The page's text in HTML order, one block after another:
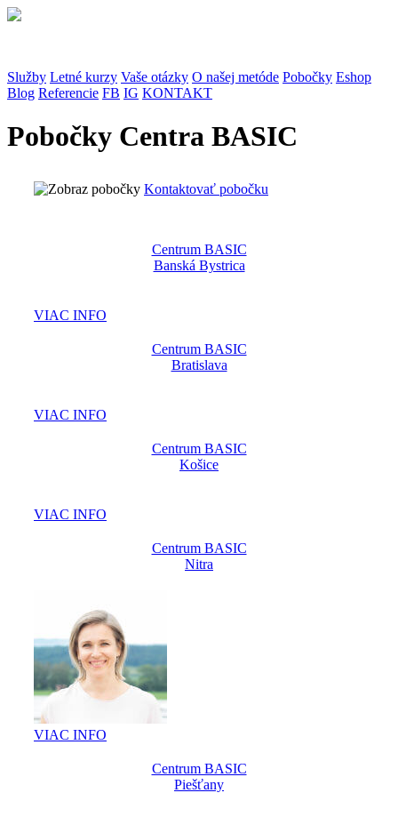
Služby Letné kurzy Vaše otázky O našej metóde Pobočky Eshop
Blog Referencie FB IG KONTAKT
Pobočky Centra BASIC
Kontaktovať pobočku
Centrum BASIC
Banská Bystrica
VIAC INFO
Centrum BASIC
Bratislava
VIAC INFO
Centrum BASIC
Košice
VIAC INFO
Centrum BASIC
Nitra
VIAC INFO
Centrum BASIC
Piešťany